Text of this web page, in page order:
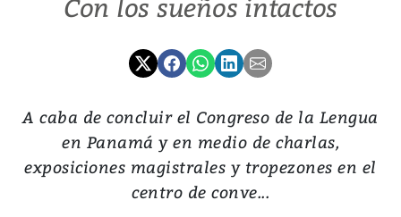
Con los sueños intactos
A caba de concluir el Congreso de la Lengua
en Panamá y en medio de charlas,
exposiciones magistrales y tropezones en el
centro de conve...